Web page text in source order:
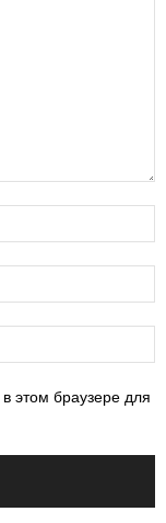
этом браузере для